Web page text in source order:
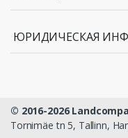
ЮРИДИЧЕСКАЯ
© 2016-2026
Tornimäe tn 5, Tallinn,